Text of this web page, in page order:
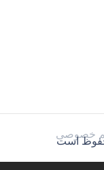
خصوصی
است